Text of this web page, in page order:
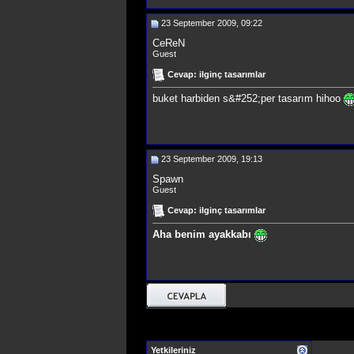
23 September 2009, 09:22
CeReN
Guest
Cevap: ilginç tasarımlar
buket harbiden s&#252;per tasarım hihoo
23 September 2009, 19:13
Spawn
Guest
Cevap: ilginç tasarımlar
Aha benim ayakkabı
Yetkileriniz